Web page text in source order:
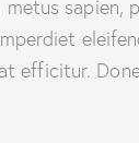
sapien,
efficitur.